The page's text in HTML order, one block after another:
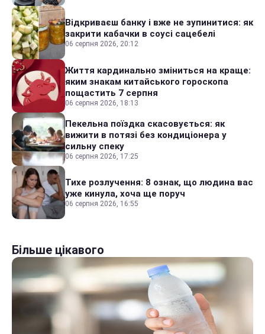
Відкриваєш банку і вже не зупинитися: як
закрити кабачки в соусі сацебелі
06 серпня 2026, 20:12
Життя кардинально зміниться на краще:
яким знакам китайського гороскопа
пощастить 7 серпня
06 серпня 2026, 18:13
Пекельна поїздка скасовується: як
вижити в потязі без кондиціонера у
сильну спеку
06 серпня 2026, 17:25
Тихе розлучення: 8 ознак, що людина вас
уже кинула, хоча ще поруч
06 серпня 2026, 16:55
Більше цікавого